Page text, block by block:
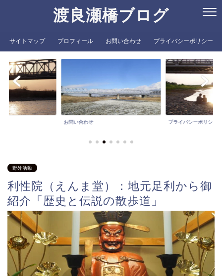
渡良瀬橋ブログ
サイトマップ プロフィール お問い合わせ プライバシーポリシー
お問い合わせ プライバシーポリシー
野外活動
利性院（えんま堂）：地元足利から御
紹介「歴史と伝説の散歩道」